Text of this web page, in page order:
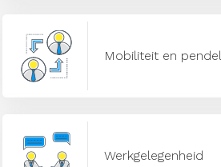
Mobiliteit en pendel
Werkgelegenheid